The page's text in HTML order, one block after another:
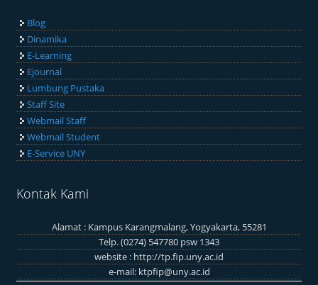
Blog
Dinamika
E-Learning
Ejournal
Lumbung Pustaka
Staff Site
Webmail Staff
Webmail Student
E-Service UNY
Kontak Kami
Alamat : Kampus Karangmalang, Yogyakarta, 55281
Telp. (0274) 547780 psw 1343
website : http://tp.fip.uny.ac.id
e-mail: ktpfip@uny.ac.id